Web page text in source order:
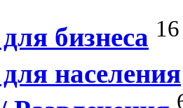
бизнеса 16
населения